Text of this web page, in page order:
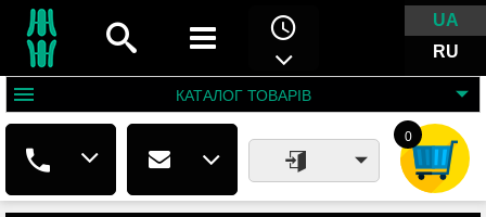
UA
RU
КАТАЛОГ ТОВАРІВ
0